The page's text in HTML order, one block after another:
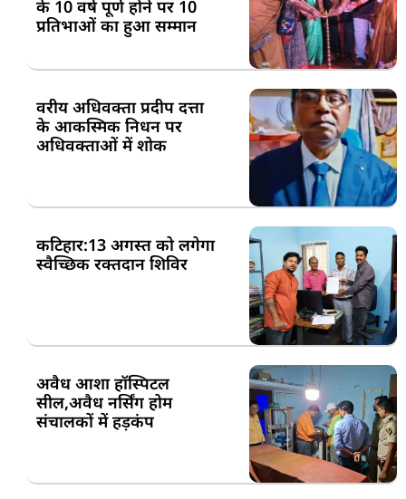
के 10 वर्ष पूर्ण होने पर 10
प्रतिभाओं का हुआ सम्मान
वरीय अधिवक्ता प्रदीप दत्ता
के आकस्मिक निधन पर
अधिवक्ताओं में शोक
कटिहार:13 अगस्त को लगेगा
स्वैच्छिक रक्तदान शिविर
अवैध आशा हॉस्पिटल
सील,अवैध नर्सिंग होम
संचालकों में हड़कंप